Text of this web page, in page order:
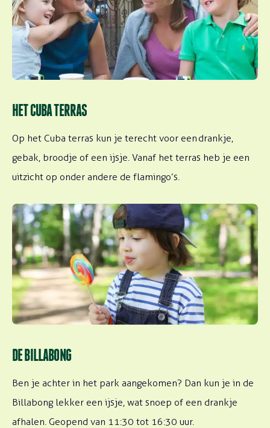
HET CUBA TERRAS
Op het Cuba terras kun je terecht voor een drankje,
gebak, broodje of een ijsje. Vanaf het terras heb je een
uitzicht op onder andere de flamingo’s.
DE BILLABONG
Ben je achter in het park aangekomen? Dan kun je in de
Billabong lekker een ijsje, wat snoep of een drankje
afhalen. Geopend van 11:30 tot 16:30 uur.